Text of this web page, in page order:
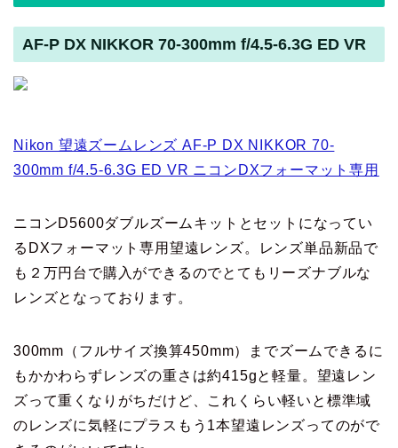
AF-P DX NIKKOR 70-300mm f/4.5-6.3G ED VR
Nikon 望遠ズームレンズ AF-P DX NIKKOR 70-
300mm f/4.5-6.3G ED VR ニコンDXフォーマット専用
ニコンD5600ダブルズームキットとセットになってい
るDXフォーマット専用望遠レンズ。レンズ単品新品で
も２万円台で購入ができるのでとてもリーズナブルな
レンズとなっております。
300mm（フルサイズ換算450mm）までズームできるに
もかかわらずレンズの重さは約415gと軽量。望遠レン
ズって重くなりがちだけど、これくらい軽いと標準域
のレンズに気軽にプラスもう1本望遠レンズってのがで